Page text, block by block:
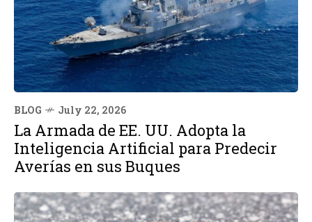
BLOG July 22, 2026
La Armada de EE. UU. Adopta la
Inteligencia Artificial para Predecir
Averías en sus Buques